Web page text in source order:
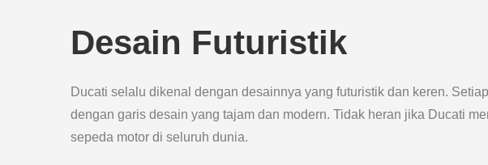
Desain Futuristik
Ducati selalu dikenal dengan desainnya yang futuristik dan keren.
dengan garis desain yang tajam dan modern. Tidak heran jika Ducati
sepeda motor di seluruh dunia.